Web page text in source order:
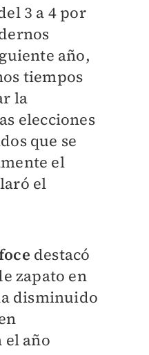
3 a 4 por
año,
tiempos
la
elecciones
que se
el
el
destacó
zapato en
disminuido
el año